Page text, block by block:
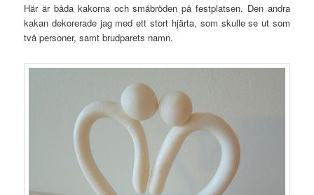
Här är båda kakorna och småbröden på festplatsen. Den andra
kakan dekorerade jag med ett stort hjärta, som skulle se ut som
två personer, samt brudparets namn.